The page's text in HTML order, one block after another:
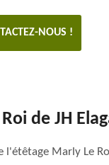
NOUS !
de JH
Marly Le